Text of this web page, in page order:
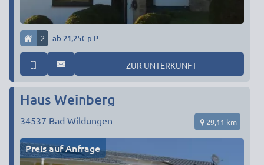
2 ab 21,25€ p.P.
ZUR UNTERKUNFT
Haus Weinberg
34537 Bad Wildungen 29,11 km
Preis auf Anfrage